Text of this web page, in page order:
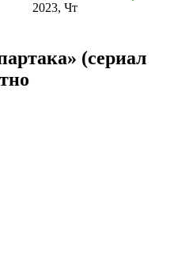
2023, Чт
(сериал